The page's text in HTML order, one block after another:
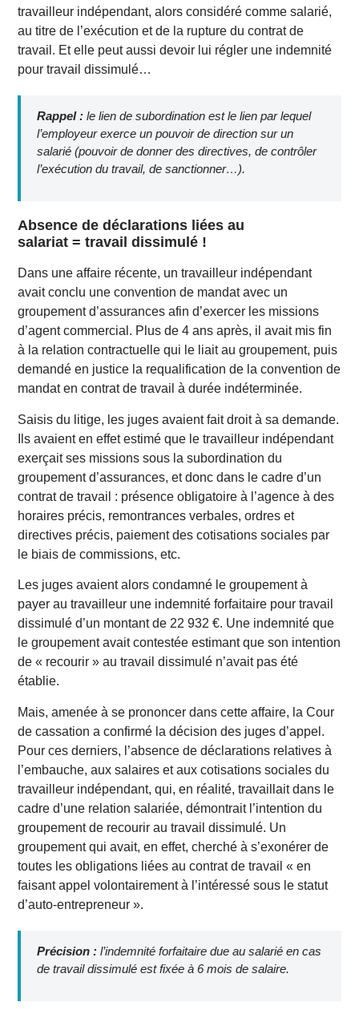
travailleur indépendant, alors considéré comme salarié,
au titre de l’exécution et de la rupture du contrat de
travail. Et elle peut aussi devoir lui régler une indemnité
pour travail dissimulé…
Rappel : le lien de subordination est le lien par lequel
l’employeur exerce un pouvoir de direction sur un
salarié (pouvoir de donner des directives, de contrôler
l’exécution du travail, de sanctionner…).
Absence de déclarations liées au
salariat = travail dissimulé !
Dans une affaire récente, un travailleur indépendant
avait conclu une convention de mandat avec un
groupement d’assurances afin d’exercer les missions
d’agent commercial. Plus de 4 ans après, il avait mis fin
à la relation contractuelle qui le liait au groupement, puis
demandé en justice la requalification de la convention de
mandat en contrat de travail à durée indéterminée.
Saisis du litige, les juges avaient fait droit à sa demande.
Ils avaient en effet estimé que le travailleur indépendant
exerçait ses missions sous la subordination du
groupement d’assurances, et donc dans le cadre d’un
contrat de travail : présence obligatoire à l’agence à des
horaires précis, remontrances verbales, ordres et
directives précis, paiement des cotisations sociales par
le biais de commissions, etc.
Les juges avaient alors condamné le groupement à
payer au travailleur une indemnité forfaitaire pour travail
dissimulé d’un montant de 22 932 €. Une indemnité que
le groupement avait contestée estimant que son intention
de « recourir » au travail dissimulé n’avait pas été
établie.
Mais, amenée à se prononcer dans cette affaire, la Cour
de cassation a confirmé la décision des juges d’appel.
Pour ces derniers, l’absence de déclarations relatives à
l’embauche, aux salaires et aux cotisations sociales du
travailleur indépendant, qui, en réalité, travaillait dans le
cadre d’une relation salariée, démontrait l’intention du
groupement de recourir au travail dissimulé. Un
groupement qui avait, en effet, cherché à s’exonérer de
toutes les obligations liées au contrat de travail « en
faisant appel volontairement à l’intéressé sous le statut
d’auto-entrepreneur ».
Précision : l’indemnité forfaitaire due au salarié en cas
de travail dissimulé est fixée à 6 mois de salaire.